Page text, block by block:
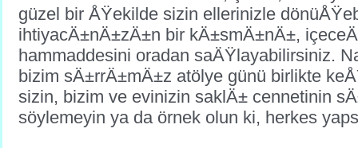
güzel bir ÅŸekilde sizin ellerinizle
ihtiyacÄ±nÄ±zÄ±n bir kÄ±smÄ±nÄ±,
hammaddesini oradan saÄŸlayabilirsiniz.
bizim sÄ±rrÄ±mÄ±z atölye günü birlikte
sizin, bizim ve evinizin saklÄ± cennetinin
söylemeyin ya da örnek olun ki, herkes